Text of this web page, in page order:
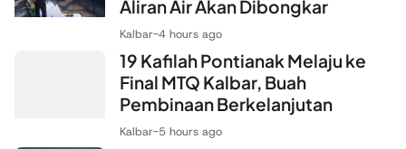
19 Kafilah Pontianak Melaju ke
Final MTQ Kalbar, Buah
Pembinaan Berkelanjutan